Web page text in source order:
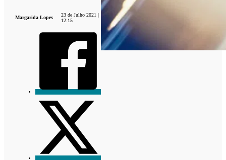
Margarida Lopes
23 de Julho 2021 |
12:15